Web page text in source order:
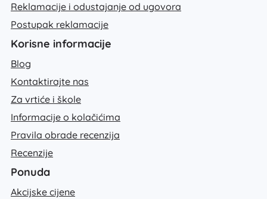
Reklamacije i odustajanje od ugovora
Postupak reklamacije
Korisne informacije
Blog
Kontaktirajte nas
Za vrtiće i škole
Informacije o kolačićima
Pravila obrade recenzija
Recenzije
Ponuda
Akcijske cijene